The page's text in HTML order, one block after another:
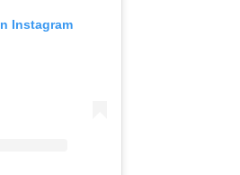
Instagram